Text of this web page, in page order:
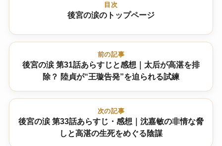
目次
後宮の涙のトップページ
前の記事
後宮の涙 第31話あらすじと感想｜太后が高湛を排
除？ 陸貞が“王璇告発”を迫られる試練
次の記事
後宮の涙 第33話あらすじ・感想｜沈嘉敏の非情な脅
しと高湛の生死をめぐる陰謀